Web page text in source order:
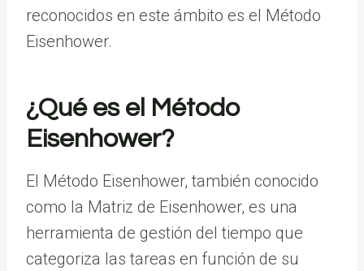
reconocidos en este ámbito es el Método
Eisenhower.
¿Qué es el Método
Eisenhower?
El Método Eisenhower, también conocido
como la Matriz de Eisenhower, es una
herramienta de gestión del tiempo que
categoriza las tareas en función de su